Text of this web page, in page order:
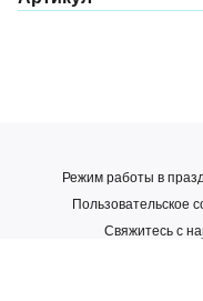
Режим работы в
Пользовательское
Свяжитесь с